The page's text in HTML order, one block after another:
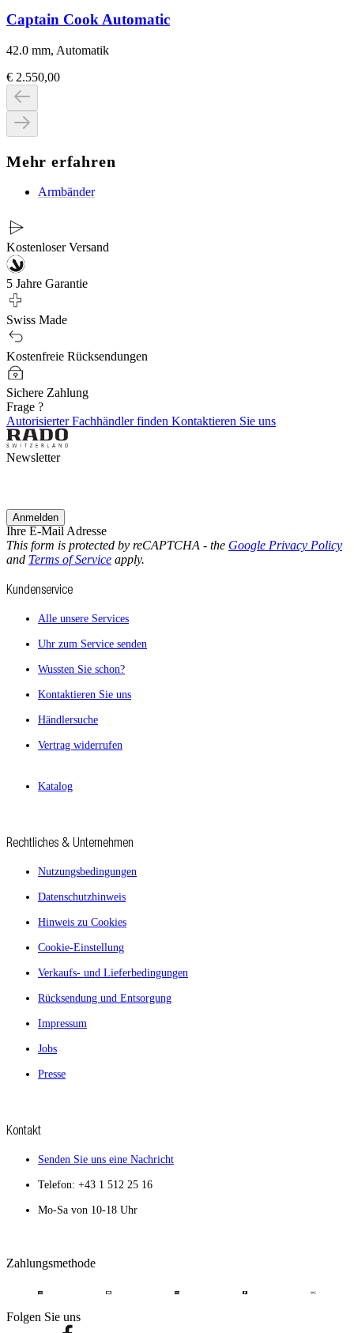
Captain Cook Automatic
42.0 mm, Automatik
€ 2.550,00
Mehr erfahren
Armbänder
Kostenloser Versand
5 Jahre Garantie
Swiss Made
Kostenfreie Rücksendungen
Sichere Zahlung
Frage ?
Autorisierter Fachhändler finden Kontaktieren Sie uns
Newsletter
Ihre E-Mail Adresse
Anmelden
This form is protected by reCAPTCHA - the Google Privacy Policy
and Terms of Service apply.
Kundenservice
Alle unsere Services
Uhr zum Service senden
Wussten Sie schon?
Kontaktieren Sie uns
Händlersuche
Vertrag widerrufen
Katalog
Rechtliches & Unternehmen
Nutzungsbedingungen
Datenschutzhinweis
Hinweis zu Cookies
Cookie-Einstellung
Verkaufs- und Lieferbedingungen
Rücksendung und Entsorgung
Impressum
Jobs
Presse
Kontakt
Senden Sie uns eine Nachricht
Telefon: +43 1 512 25 16
Mo-Sa von 10-18 Uhr
Zahlungsmethode
Folgen Sie uns